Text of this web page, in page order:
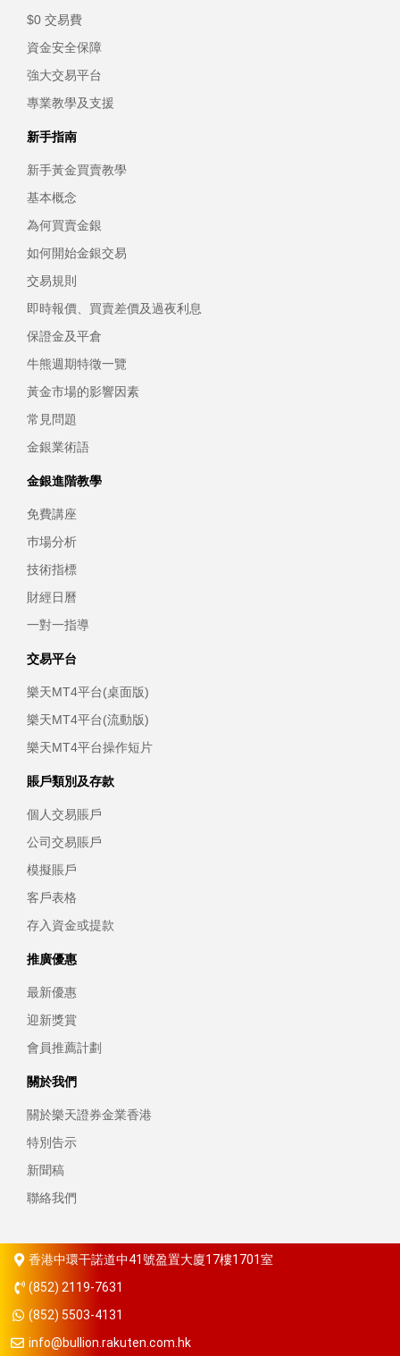
$0 交易費
資金安全保障
強大交易平台
專業教學及支援
新手指南
新手黃金買賣教學
基本概念
為何買賣金銀
如何開始金銀交易
交易規則
即時報價、買賣差價及過夜利息
保證金及平倉
牛熊週期特徵一覽
黃金市場的影響因素
常見問題
金銀業術語
金銀進階教學
免費講座
巿場分析
技術指標
財經日曆
一對一指導
交易平台
樂天MT4平台(桌面版)
樂天MT4平台(流動版)
樂天MT4平台操作短片
賬戶類別及存款
個人交易賬戶
公司交易賬戶
模擬賬戶
客戶表格
存入資金或提款
推廣優惠
最新優惠
迎新獎賞
會員推薦計劃
關於我們
關於樂天證券金業香港
特別告示
新聞稿
聯絡我們
香港中環干諾道中41號盈置大廈17樓1701室
(852) 2119-7631
(852) 5503-4131
info@bullion.rakuten.com.hk